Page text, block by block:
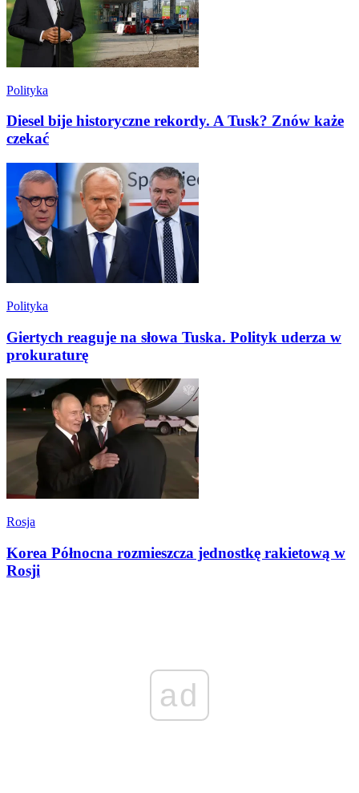
Polityka
Diesel bije historyczne rekordy. A Tusk? Znów każe
czekać
Polityka
Giertych reaguje na słowa Tuska. Polityk uderza w
prokuraturę
Rosja
Korea Północna rozmieszcza jednostkę rakietową w
Rosji
ad